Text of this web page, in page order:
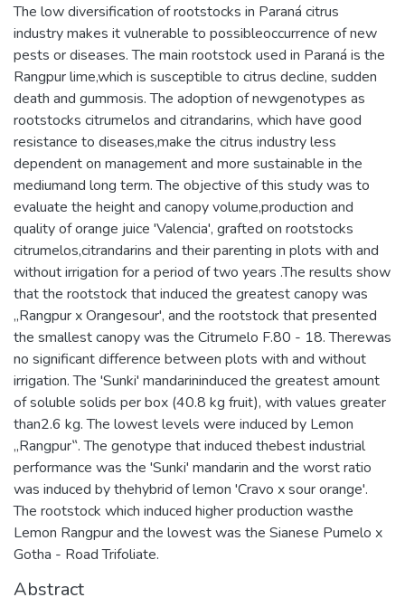
The low diversification of rootstocks in Paraná citrus
industry makes it vulnerable to possibleoccurrence of new
pests or diseases. The main rootstock used in Paraná is the
Rangpur lime,which is susceptible to citrus decline, sudden
death and gummosis. The adoption of newgenotypes as
rootstocks citrumelos and citrandarins, which have good
resistance to diseases,make the citrus industry less
dependent on management and more sustainable in the
mediumand long term. The objective of this study was to
evaluate the height and canopy volume,production and
quality of orange juice 'Valencia', grafted on rootstocks
citrumelos,citrandarins and their parenting in plots with and
without irrigation for a period of two years .The results show
that the rootstock that induced the greatest canopy was
„Rangpur x Orangesour', and the rootstock that presented
the smallest canopy was the Citrumelo F.80 - 18. Therewas
no significant difference between plots with and without
irrigation. The 'Sunki' mandarininduced the greatest amount
of soluble solids per box (40.8 kg fruit), with values greater
than2.6 kg. The lowest levels were induced by Lemon
„Rangpur‟. The genotype that induced thebest industrial
performance was the 'Sunki' mandarin and the worst ratio
was induced by thehybrid of lemon 'Cravo x sour orange'.
The rootstock which induced higher production wasthe
Lemon Rangpur and the lowest was the Sianese Pumelo x
Gotha - Road Trifoliate.
Abstract